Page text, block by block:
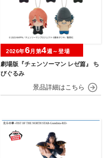
劇場版『チェンソーマン レゼ篇』 ち
びぐるみ
2026年6月第4週～登場